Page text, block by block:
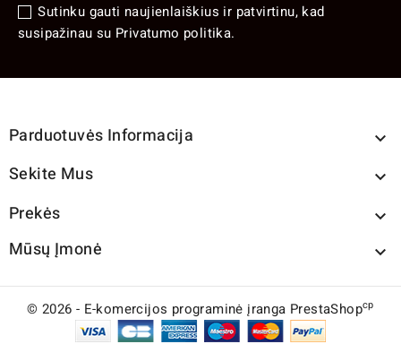
Sutinku gauti naujienlaiškius ir patvirtinu, kad
susipažinau su Privatumo politika.
Parduotuvės Informacija 
Sekite Mus 
Prekės 
Mūsų Įmonė 
© 2026 - E-komercijos programinė įranga PrestaShopcp